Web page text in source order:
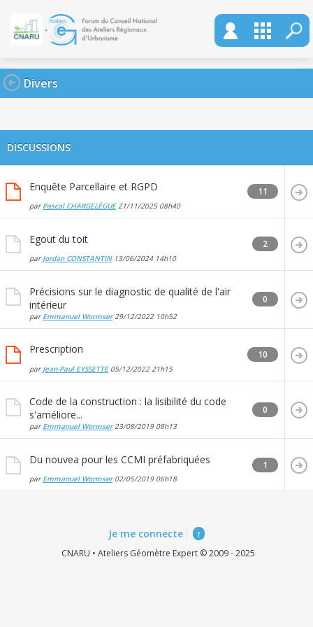
Divers
DISCUSSIONS
Enquête Parcellaire et RGPD
par Pascal CHARGELÈGUE21/11/2025 08h40
11
Egout du toit
par Jordan CONSTANTIN13/06/2024 14h10
2
Précisions sur le diagnostic de qualité de l'air
intérieur
par Emmanuel Wormser29/12/2022 10h52
0
Prescription
par Jean-Paul EYSSETTE05/12/2022 21h15
10
Code de la construction : la lisibilité du code
s'améliore...
par Emmanuel Wormser23/08/2019 08h13
0
Du nouvea pour les CCMI préfabriquées
par Emmanuel Wormser02/05/2019 06h18
1
Je me connecte ↑
CNARU • Ateliers Géomètre Expert © 2009 - 2025